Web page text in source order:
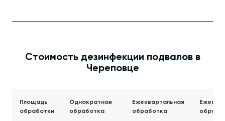
Стоимость дезинфекции подвалов в
Череповце
Площадь
обработки
Однократная
обработка
Ежеквартальная
обработка